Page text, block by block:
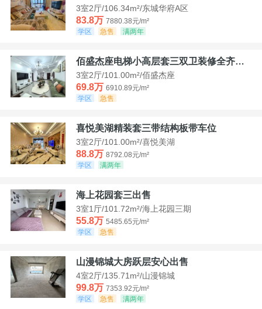
3室2厅/106.34m²/东城华府A区
83.8万 7880.38元/m²
学区
急售 满两年
佰盛杰座电梯小高层套三双卫装修全齐诚意出售
3室2厅/101.00m²/佰盛杰座
69.8万 6910.89元/m²
学区
急售
喜悦美湖精装套三带结构板带车位
3室2厅/101.00m²/喜悦美湖
88.8万 8792.08元/m²
学区
满两年
海上花园套三出售
3室1厅/101.72m²/海上花园三期
55.8万 5485.65元/m²
学区
急售
山漫锦城大房跃层安心出售
4室2厅/135.71m²/山漫锦城
99.8万 7353.92元/m²
学区
急售 满两年